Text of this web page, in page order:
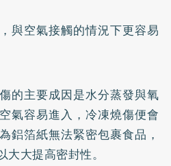
與空氣接觸的情況下更容易
的主要成因是水分蒸發與氧
氣容易進入，冷凍燒傷便會
鋁箔紙無法緊密包裹食品，
大提高密封性。